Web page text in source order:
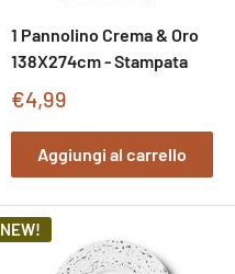
1 Pannolino Crema & Oro
138X274cm - Stampata
Prezzo
vendita
€4,99
Aggiungi al carrello
NEW!